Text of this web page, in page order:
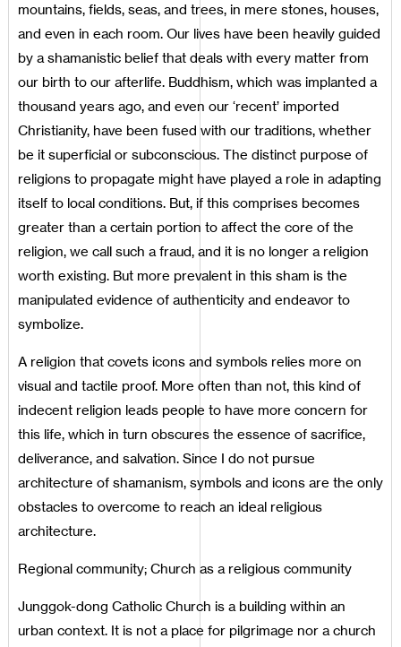
mountains, fields, seas, and trees, in mere stones, houses,
and even in each room. Our lives have been heavily guided
by a shamanistic belief that deals with every matter from
our birth to our afterlife. Buddhism, which was implanted a
thousand years ago, and even our ‘recent’ imported
Christianity, have been fused with our traditions, whether
be it superficial or subconscious. The distinct purpose of
religions to propagate might have played a role in adapting
itself to local conditions. But, if this comprises becomes
greater than a certain portion to affect the core of the
religion, we call such a fraud, and it is no longer a religion
worth existing. But more prevalent in this sham is the
manipulated evidence of authenticity and endeavor to
symbolize.
A religion that covets icons and symbols relies more on
visual and tactile proof. More often than not, this kind of
indecent religion leads people to have more concern for
this life, which in turn obscures the essence of sacrifice,
deliverance, and salvation. Since I do not pursue
architecture of shamanism, symbols and icons are the only
obstacles to overcome to reach an ideal religious
architecture.
Regional community; Church as a religious community
Junggok-dong Catholic Church is a building within an
urban context. It is not a place for pilgrimage nor a church